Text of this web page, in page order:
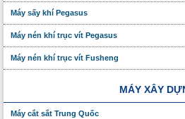
Máy sấy khí Pegasus
Máy nén khí trục vít Pegasus
Máy nén khí trục vít Fusheng
MÁY XÂY
Máy cắt sắt Trung Quốc